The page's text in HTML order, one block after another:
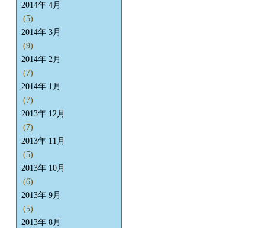
2014年 4月
(5)
2014年 3月
(9)
2014年 2月
(7)
2014年 1月
(7)
2013年 12月
(7)
2013年 11月
(5)
2013年 10月
(6)
2013年 9月
(5)
2013年 8月